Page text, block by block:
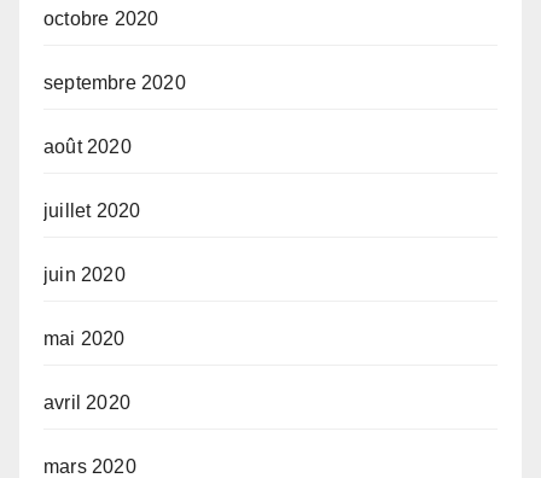
octobre 2020
septembre 2020
août 2020
juillet 2020
juin 2020
mai 2020
avril 2020
mars 2020